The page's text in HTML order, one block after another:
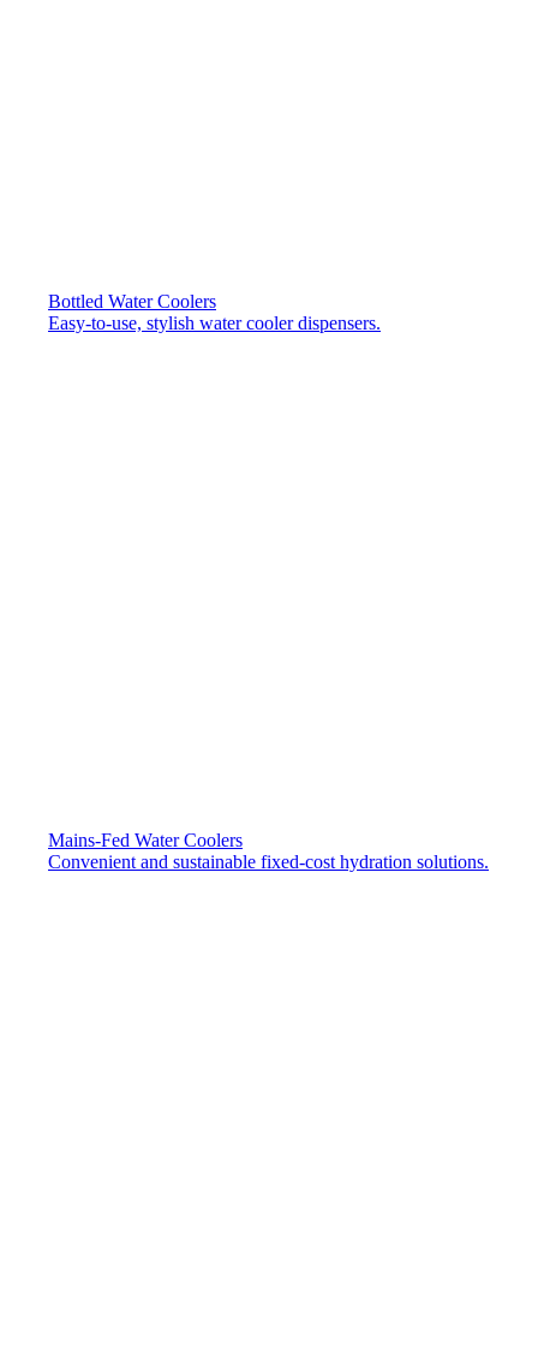
Bottled Water Coolers
Easy-to-use, stylish water cooler dispensers.
Mains-Fed Water Coolers​
Convenient and sustainable fixed-cost hydration solutions.